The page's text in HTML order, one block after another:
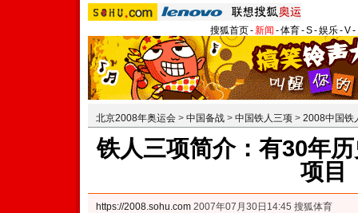
搜狐首页-新闻 -体育-S-娱乐-V-
北京2008年奥运会 > 中国备战 > 中国铁人三项 > 2008中国铁
铁人三项简介：有30年
项目
https://2008.sohu.com 2007年07月30日14:45 搜狐体育